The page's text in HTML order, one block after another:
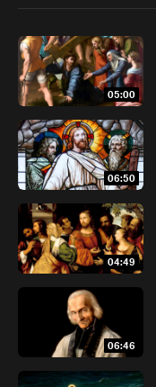
05:00
06:50
04:49
06:46